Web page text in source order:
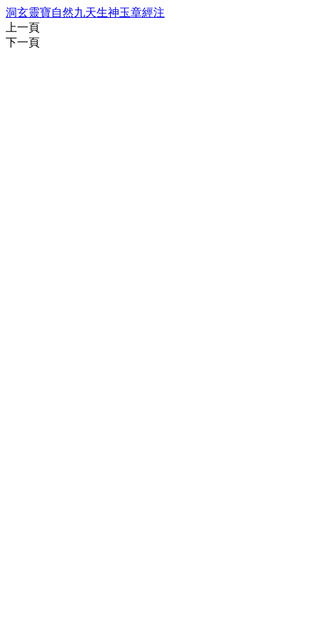
洞玄靈寶自然九天生神玉章經注
上一頁
下一頁